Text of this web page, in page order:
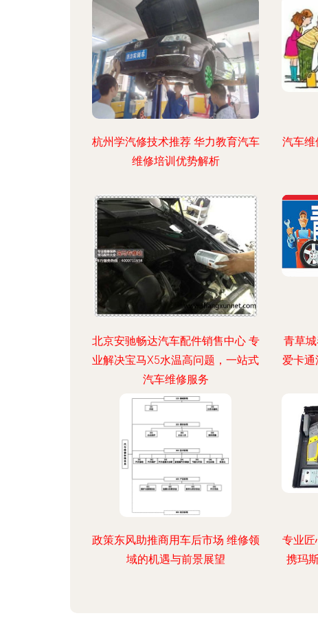
杭州学汽修技术推荐 华力教育汽车
维修培训优势解析
汽车
北京安驰畅达汽车配件销售中心 专
业解决宝马X5水温高问题，一站式
汽车维修服务
青草
爱卡
政策东风助推商用车后市场 维修领
域的机遇与前景展望
专业
携玛